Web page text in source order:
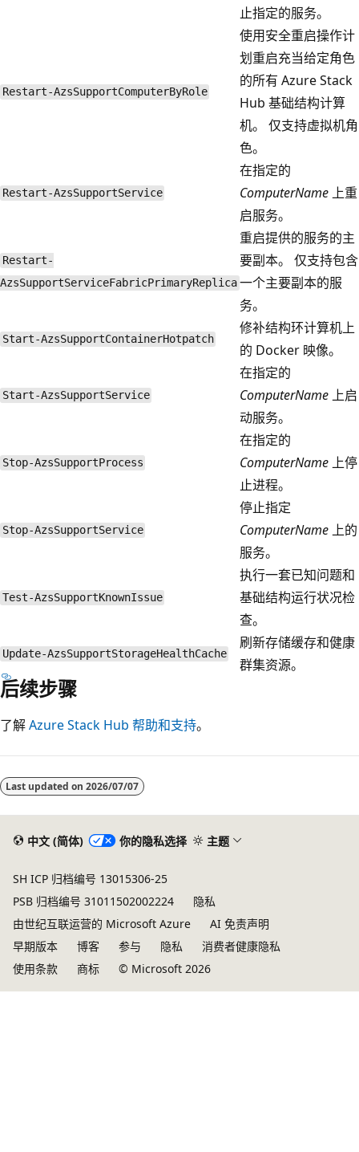
止指定的服务。
Restart-AzsSupportComputerByRole
使用安全重启操作计
划重启充当给定角色
的所有 Azure Stack
Hub 基础结构计算
机。 仅支持虚拟机角
色。
Restart-AzsSupportService
在指定的
ComputerName 上重
启服务。
Restart-
AzsSupportServiceFabricPrimaryReplica
重启提供的服务的主
要副本。 仅支持包含
一个主要副本的服
务。
Start-AzsSupportContainerHotpatch
修补结构环计算机上
的 Docker 映像。
Start-AzsSupportService
在指定的
ComputerName 上启
动服务。
Stop-AzsSupportProcess
在指定的
ComputerName 上停
止进程。
Stop-AzsSupportService
停止指定
ComputerName 上的
服务。
Test-AzsSupportKnownIssue
执行一套已知问题和
基础结构运行状况检
查。
Update-AzsSupportStorageHealthCache
刷新存储缓存和健康
群集资源。
后续步骤
了解Azure Stack Hub 帮助和支持。
Last updated on 2026/07/07
中文 (简体) 你的隐私选择 主题
SH ICP 归档编号 13015306-25
PSB 归档编号 31011502002224
隐私
由世纪互联运营的 Microsoft Azure
AI 免责声明
早期版本
博客 参与 隐私
消费者健康隐私
使用条款
商标 © Microsoft 2026